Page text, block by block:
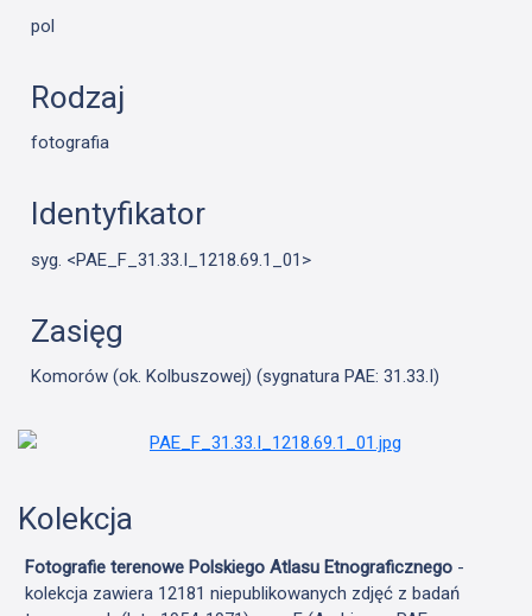
pol
Rodzaj
fotografia
Identyfikator
syg. <PAE_F_31.33.I_1218.69.1_01>
Zasięg
Komorów (ok. Kolbuszowej) (sygnatura PAE: 31.33.I)
Kolekcja
Fotografie terenowe Polskiego Atlasu Etnograficznego -
kolekcja zawiera 12181 niepublikowanych zdjęć z badań